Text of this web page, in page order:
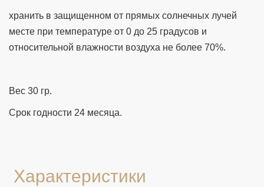
хранить в защищенном от прямых солнечных лучей
месте при температуре от 0 до 25 градусов и
относительной влажности воздуха не более 70%.
Вес 30 гр.
Срок годности 24 месяца.
Характеристики